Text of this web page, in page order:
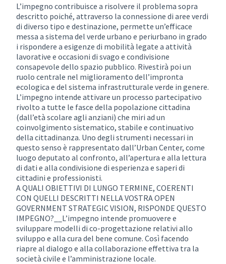
L’impegno contribuisce a risolvere il problema sopra
descritto poiché, attraverso la connessione di aree verdi
di diverso tipo e destinazione, permette un’efficace
messa a sistema del verde urbano e periurbano in grado
i rispondere a esigenze di mobilità legate a attività
lavorative e occasioni di svago e condivisione
consapevole dello spazio pubblico. Rivestirà poi un
ruolo centrale nel miglioramento dell’impronta
ecologica e del sistema infrastrutturale verde in genere.
L’impegno intende attivare un processo partecipativo
rivolto a tutte le fasce della popolazione cittadina
(dall’età scolare agli anziani) che miri ad un
coinvolgimento sistematico, stabile e continuativo
della cittadinanza. Uno degli strumenti necessari in
questo senso è rappresentato dall’Urban Center, come
luogo deputato al confronto, all’apertura e alla lettura
di dati e alla condivisione di esperienza e saperi di
cittadini e professionisti.
A QUALI OBIETTIVI DI LUNGO TERMINE, COERENTI
CON QUELLI DESCRITTI NELLA VOSTRA OPEN
GOVERNMENT STRATEGIC VISION, RISPONDE QUESTO
IMPEGNO?__L’impegno intende promuovere e
sviluppare modelli di co-progettazione relativi allo
sviluppo e alla cura del bene comune. Così facendo
riapre al dialogo e alla collaborazione effettiva tra la
società civile e l’amministrazione locale.